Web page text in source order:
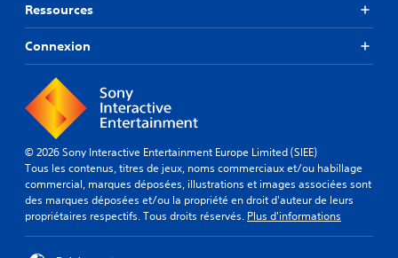
Ressources
Connexion
© 2026 Sony Interactive Entertainment Europe Limited (SIEE)
Tous les contenus, titres de jeux, noms commerciaux et/ou habillage
commercial, marques déposées, illustrations et images associées sont
des marques déposées et/ou la propriété en droit d'auteur de leurs
propriétaires respectifs. Tous droits réservés. Plus d'informations